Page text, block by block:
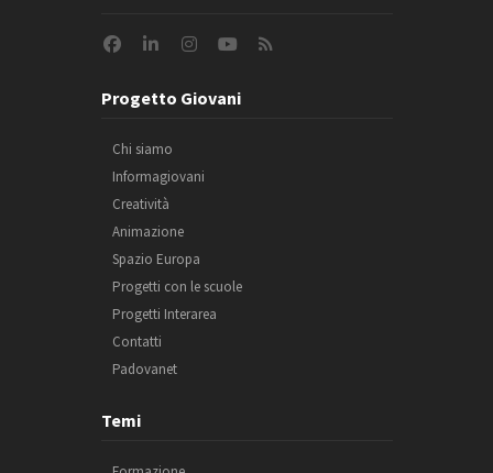
Progetto Giovani
Chi siamo
Informagiovani
Creatività
Animazione
Spazio Europa
Progetti con le scuole
Progetti Interarea
Contatti
Padovanet
Temi